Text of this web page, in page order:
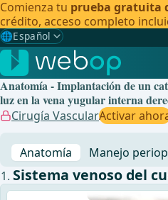
Comienza tu prueba gratuita
crédito, acceso completo
🌐Español
Gewählte Sprache: Español
🇩🇪 Alemán
🇬🇧Inglés
🇪🇸Español ✓
🇧🇷Brasileño
Anatomía - Implantación de un
luz en la vena yugular interna
Cirugía VascularActivar
Anatomía Manejo
Sistema venoso del